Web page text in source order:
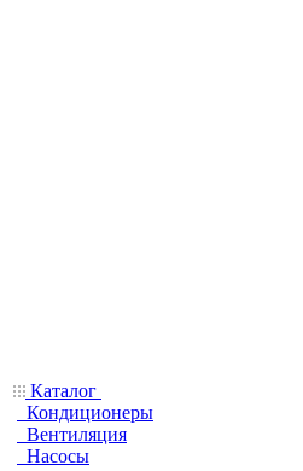
Каталог
Кондиционеры
Вентиляция
Насосы